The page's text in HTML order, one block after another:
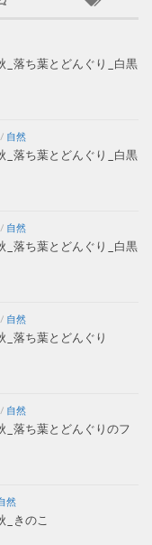
_落ち葉とどんぐり_白黒
/ 自然
_落ち葉とどんぐり_白黒
/ 自然
_落ち葉とどんぐり_白黒
/ 自然
_落ち葉とどんぐり
/ 自然
_落ち葉とどんぐりのフ
然
_きのこ